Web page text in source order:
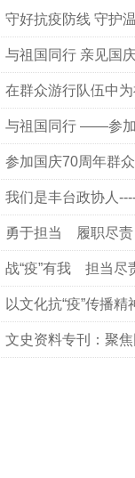
守好抗疫防线 守护
与祖国同行 亲见国
在群众游行队伍中
与祖国同行 ——参加
参加国庆70周年群
我们是丰台政协人
勇于担当 履职尽
战“疫”有我 担当尽
以文化抗“疫”传播